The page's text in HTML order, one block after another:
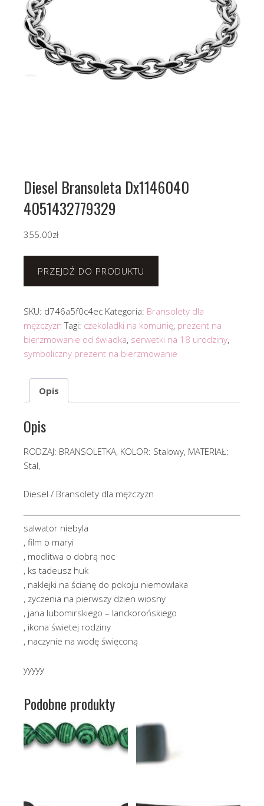
Diesel Bransoleta Dx1146040
4051432779329
355.00zł
PRZEJDŹ DO PRODUKTU
SKU: d746a5f0c4ec Kategoria: Bransolety dla
mężczyzn Tagi: czekoladki na komunię, prezent na
bierzmowanie od świadka, serwetki na 18 urodziny,
symboliczny prezent na bierzmowanie
Opis
Opis
RODZAJ: BRANSOLETKA, KOLOR: Stalowy, MATERIAŁ:
Stal,
Diesel / Bransolety dla mężczyzn
salwator niebyla
, film o maryi
, modlitwa o dobrą noc
, ks tadeusz huk
, naklejki na ścianę do pokoju niemowlaka
, zyczenia na pierwszy dzien wiosny
, jana lubomirskiego – lanckorońskiego
, ikona świetej rodziny
, naczynie na wodę święconą
yyyyy
Podobne produkty